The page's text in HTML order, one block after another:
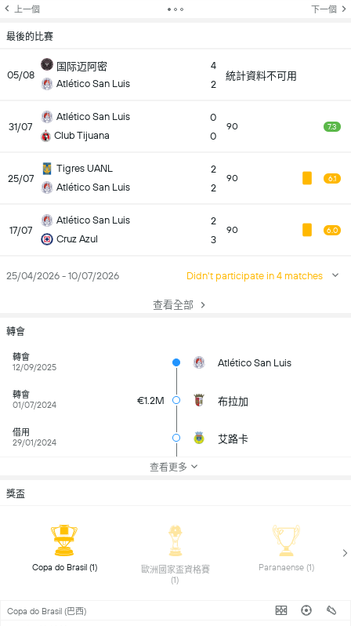
上一個 下一個
最後的比賽
05/08
国际迈阿密
Atlético San Luis
4
2
統計資料不可用
31/07
Atlético San Luis
Club Tijuana
0
0
90 7.3
25/07
Tigres UANL
Atlético San Luis
2
2
90 6.1
17/07
Atlético San Luis
Cruz Azul
2
3
90 6.0
25/04/2026 - 10/07/2026 Didn't participate in 4 matches
查看全部
轉會
轉會
12/09/2025
Atlético San Luis
轉會
01/07/2024
€1.2M 布拉加
借用
29/01/2024
艾路卡
查看更多
獎盃
Copa do Brasil (1)
歐洲國家盃資格賽
(1)
Copa do Brasil (巴西)